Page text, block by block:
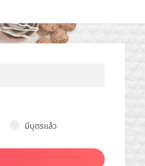
มีบุตรแล้ว